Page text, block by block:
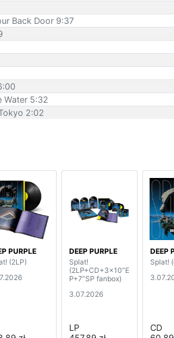
Back Door 9:37
Water 5:32
2:02
PURPLE
(2LP)
DEEP PURPLE
Splat!
(2LP+CD+3x10”E
P+7”SP fanbox)
3.07.2026
LP
DEEP
Splat!
CD